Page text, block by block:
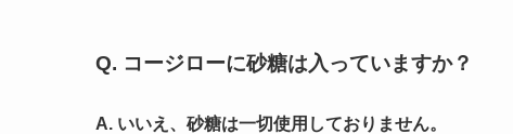
Q. コージローに砂糖は入っていますか？
A. いいえ、砂糖は一切使用しておりません。